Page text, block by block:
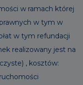
w ramach której
w tym w
w tym refundacji
realizowany jest na
, kosztów: